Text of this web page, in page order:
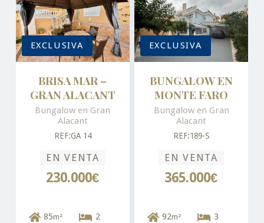
EXCLUSIVA
BRISA MAR –
GRAN ALACANT
Bungalow en Gran
Alacant
REF:GA 14
EN VENTA
230.000€
85m²
2
EXCLUSIVA
BUNGALOW EN
MONTE FARO
Bungalow en Gran
Alacant
REF:189-S
EN VENTA
365.000€
92m²
3